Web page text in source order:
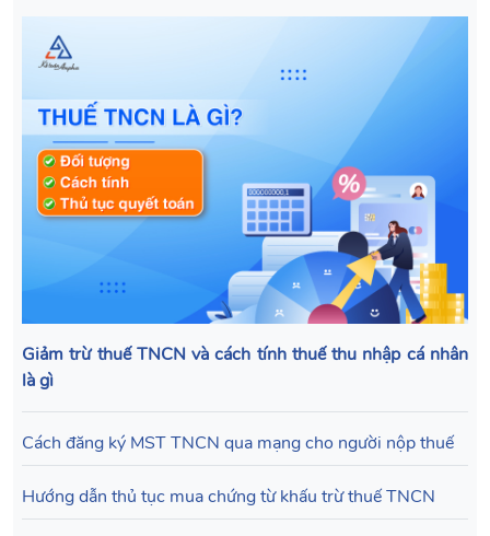
Giảm trừ thuế TNCN và cách tính thuế thu nhập cá nhân
là gì
Cách đăng ký MST TNCN qua mạng cho người nộp thuế
Hướng dẫn thủ tục mua chứng từ khấu trừ thuế TNCN